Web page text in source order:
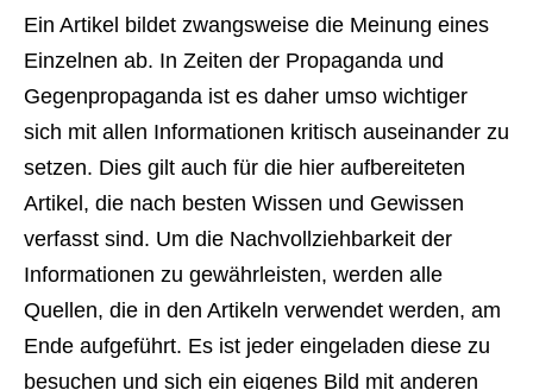
Ein Artikel bildet zwangsweise die Meinung eines
Einzelnen ab. In Zeiten der Propaganda und
Gegenpropaganda ist es daher umso wichtiger
sich mit allen Informationen kritisch auseinander zu
setzen. Dies gilt auch für die hier aufbereiteten
Artikel, die nach besten Wissen und Gewissen
verfasst sind. Um die Nachvollziehbarkeit der
Informationen zu gewährleisten, werden alle
Quellen, die in den Artikeln verwendet werden, am
Ende aufgeführt. Es ist jeder eingeladen diese zu
besuchen und sich ein eigenes Bild mit anderen